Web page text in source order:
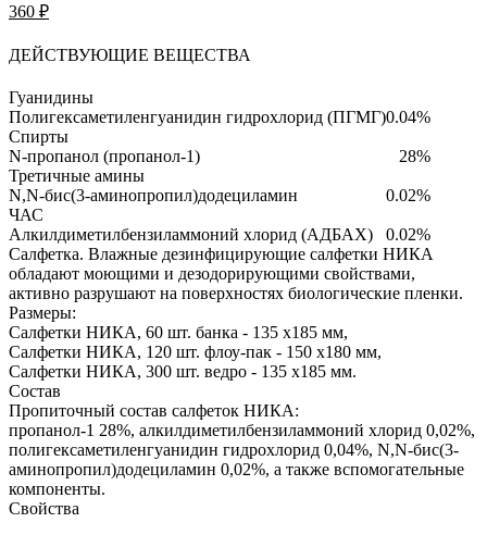
360 ₽
ДЕЙСТВУЮЩИЕ ВЕЩЕСТВА
Гуанидины
Полигексаметиленгуанидин гидрохлорид (ПГМГ)0.04%
Спирты
N-пропанол (пропанол-1)
28%
Третичные амины
N,N-бис(3-аминопропил)додециламин
0.02%
ЧАС
Алкилдиметилбензиламмоний хлорид (АДБАХ)
0.02%
Салфетка. Влажные дезинфицирующие салфетки НИКА
обладают моющими и дезодорирующими свойствами,
активно разрушают на поверхностях биологические пленки.
Размеры:
Салфетки НИКА, 60 шт. банка - 135 х185 мм,
Салфетки НИКА, 120 шт. флоу-пак - 150 х180 мм,
Салфетки НИКА, 300 шт. ведро - 135 х185 мм.
Состав
Пропиточный состав салфеток НИКА:
пропанол-1 28%, алкилдиметилбензиламмоний хлорид 0,02%,
полигексаметиленгуанидин гидрохлорид 0,04%, N,N-бис(3-
аминопропил)додециламин 0,02%, а также вспомогательные
компоненты.
Свойства